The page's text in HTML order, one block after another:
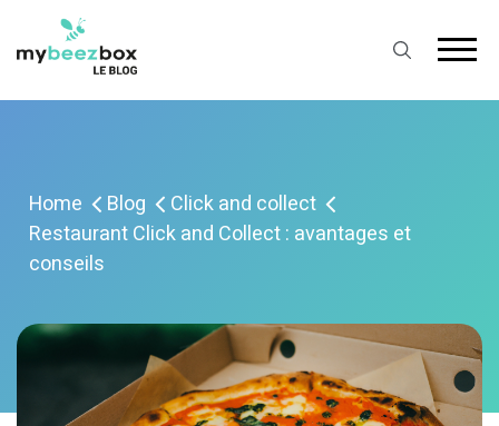
Home Blog
Click and collect
Restaurant Click and Collect : avantages et
conseils